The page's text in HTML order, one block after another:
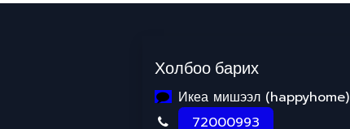
Холбоо барих
Икеа мишээл (happyhome)
72000993